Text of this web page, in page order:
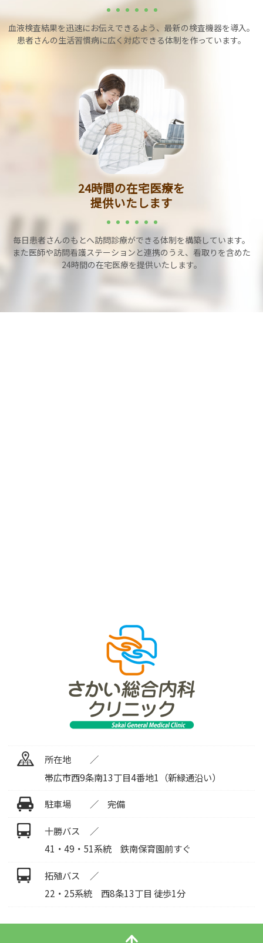
血液検査結果を迅速にお伝えできるよう、最新の検査機器を導入。
患者さんの生活習慣病に広く対応できる体制を作っています。
24時間の在宅医療を
提供いたします
毎日患者さんのもとへ訪問診療ができる体制を構築しています。
また医師や訪問看護ステーションと連携のうえ、看取りを含めた
24時間の在宅医療を提供いたします。
所在地
帯広市西9条南13丁目4番地1（新緑通沿い）
駐車場 完備
十勝バス
41・49・51系統 鉄南保育園前すぐ
拓殖バス
22・25系統 西8条13丁目 徒歩1分